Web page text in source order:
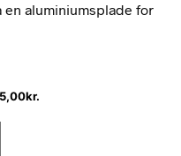
aluminiumsplade for
kr.